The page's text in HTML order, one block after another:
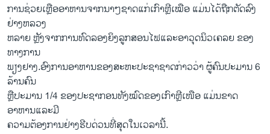
ການຊ່ວຍເຫຼືອອາຫານຈາກນາໆຊາດ​ແກ່ເກົາຫຼີເໝືອ ແມ່ນໄດ້ຖືກ​ຕັດ​ລົງ​
ຢ່າງ​ຫລວງ
ຫລາຍ ຫຼັງຈາກການທົດລອງຍິງລູກສອນໄຟ​ແລະ​ອາວຸດ​ນິວ​ເຄລຍ ຂອງ
ທາງການ
ພຽງຢາງ.ອົງການອາຫານຂອງສະຫະປະຊາຊາດກ່າວວ່າ ຜູ້ຄົນປະມານ 6
ລ້ານຄົນ
ຫຼືປະມານ 1/4 ຂອງປະຊາກອນທັງໝົດຂອງເກົາຫຼີ​ເໜືອ ແມ່ນຂາດ
ອາຫານແລະມີ
ຄວາມຕ້ອງການຢ່າງຮີບ​ດ່ວນ​ທີ່​ສຸດ​ໃນ​ເວລາ​ນີ້.